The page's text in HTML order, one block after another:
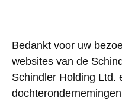
Bedankt voor uw
websites van de
Schindler Holding Ltd.
dochterondernemingen